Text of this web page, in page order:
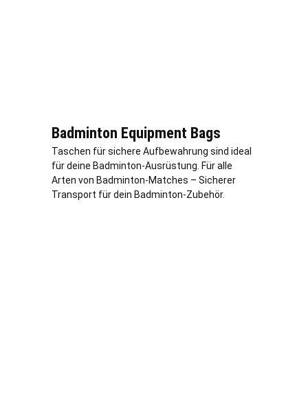
Badminton Equipment Bags
Taschen für sichere Aufbewahrung sind ideal
für deine Badminton-Ausrüstung. Für alle
Arten von Badminton-Matches – Sicherer
Transport für dein Badminton-Zubehör.